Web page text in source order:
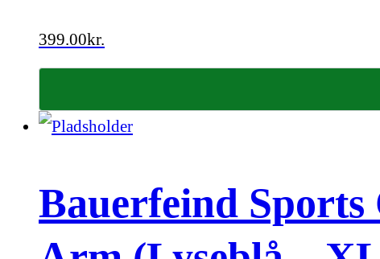
399.00kr.
Bauerfeind Sports